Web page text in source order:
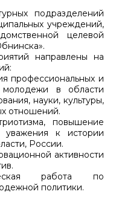
подразделений
учреждений,
целевой
направлены на
профессиональных и
молодежи в области
науки, культуры,
отношений.
повышение
уважения к истории
России.
активности
работа по
политики.